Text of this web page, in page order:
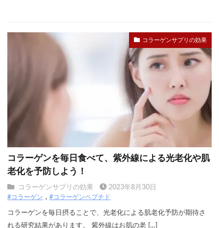
コラーゲンサプリの効果
コラーゲンを毎日食べて、紫外線による光老化や肌
老化を予防しよう！
コラーゲンサプリの効果 2023年8月30日
#コラーゲン #コラーゲンペプチド
コラーゲンを毎日摂ることで、光老化による肌老化予防が期待さ
れる研究結果があります。 紫外線はお肌の老 […]